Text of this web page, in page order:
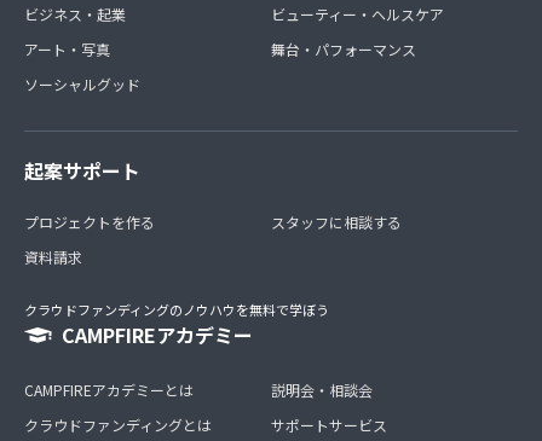
ビジネス・起業
アート・写真
ソーシャルグッド
ビューティー・ヘルスケア
舞台・パフォーマンス
起案サポート
プロジェクトを作る
資料請求
スタッフに相談する
クラウドファンディングのノウハウを無料で学ぼう
CAMPFIREアカデミー
CAMPFIREアカデミーとは
クラウドファンディングとは
説明会・相談会
サポートサービス